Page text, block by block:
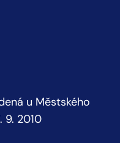
u Městského
9. 2010